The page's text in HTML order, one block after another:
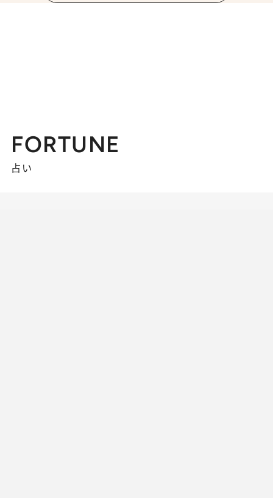
FORTUNE
占い